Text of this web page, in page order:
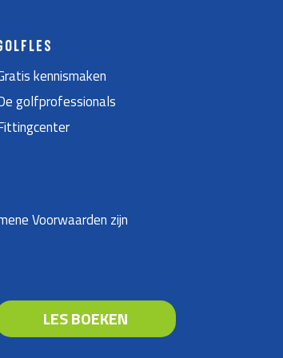
kennismaken
golfprofessionals
Voorwaarden zijn
LES BOEKEN